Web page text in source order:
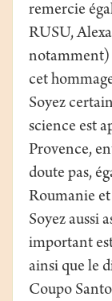
remercie
RUSU,
notamment)
cet
Soyez
science est
Provence,
doute pas,
Roumanie
Soyez aussi
important
ainsi que le
Coupo